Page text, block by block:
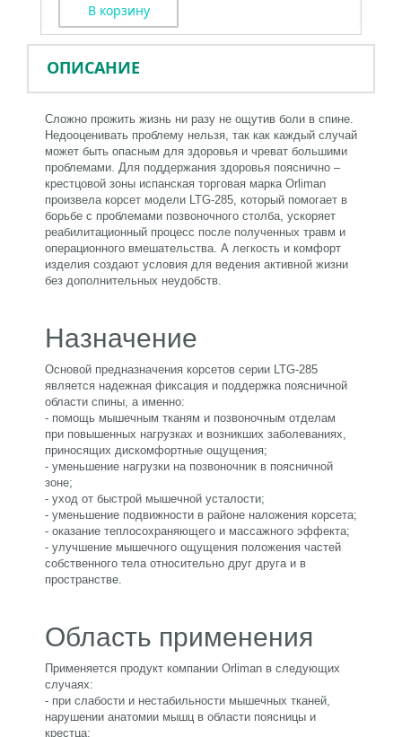
В корзину
ОПИСАНИЕ
Сложно прожить жизнь ни разу не ощутив боли в спине.
Недооценивать проблему нельзя, так как каждый случай
может быть опасным для здоровья и чреват большими
проблемами. Для поддержания здоровья пояснично –
крестцовой зоны испанская торговая марка Orliman
произвела корсет модели LTG-285, который помогает в
борьбе с проблемами позвоночного столба, ускоряет
реабилитационный процесс после полученных травм и
операционного вмешательства. А легкость и комфорт
изделия создают условия для ведения активной жизни
без дополнительных неудобств.
Назначение
Основой предназначения корсетов серии LTG-285
является надежная фиксация и поддержка поясничной
области спины, а именно:
- помощь мышечным тканям и позвоночным отделам
при повышенных нагрузках и возникших заболеваниях,
приносящих дискомфортные ощущения;
- уменьшение нагрузки на позвоночник в поясничной
зоне;
- уход от быстрой мышечной усталости;
- уменьшение подвижности в районе наложения корсета;
- оказание теплосохраняющего и массажного эффекта;
- улучшение мышечного ощущения положения частей
собственного тела относительно друг друга и в
пространстве.
Область применения
Применяется продукт компании Orliman в следующих
случаях:
- при слабости и нестабильности мышечных тканей,
нарушении анатомии мышц в области поясницы и
крестца;